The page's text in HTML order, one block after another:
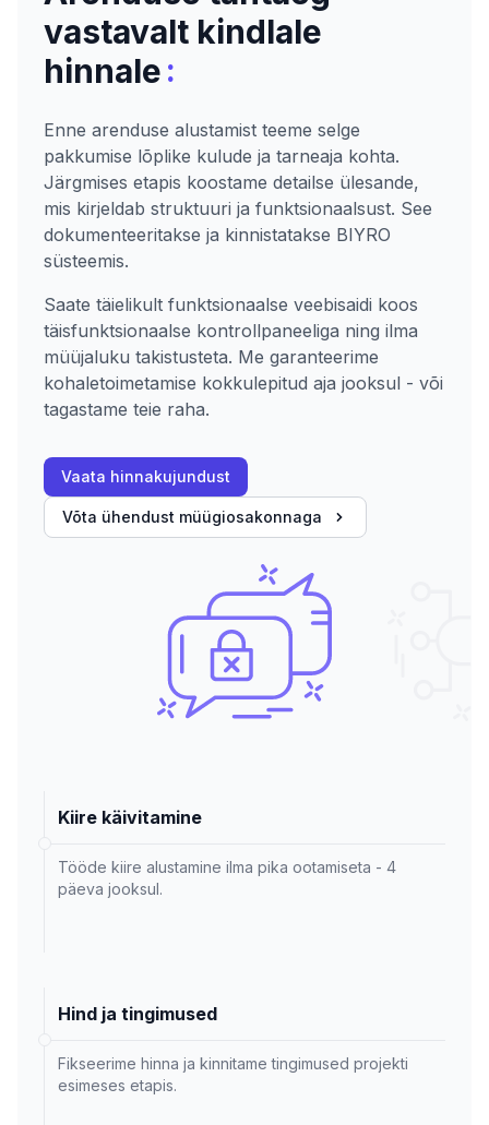
vastavalt kindlale
hinnale:
Enne arenduse alustamist teeme selge
pakkumise lõplike kulude ja tarneaja kohta.
Järgmises etapis koostame detailse ülesande,
mis kirjeldab struktuuri ja funktsionaalsust. See
dokumenteeritakse ja kinnistatakse BIYRO
süsteemis.
Saate täielikult funktsionaalse veebisaidi koos
täisfunktsionaalse kontrollpaneeliga ning ilma
müüjaluku takistusteta. Me garanteerime
kohaletoimetamise kokkulepitud aja jooksul - või
tagastame teie raha.
Vaata hinnakujundust
Võta ühendust müügiosakonnaga
Kiire käivitamine
Tööde kiire alustamine ilma pika ootamiseta - 4
päeva jooksul.
Hind ja tingimused
Fikseerime hinna ja kinnitame tingimused projekti
esimeses etapis.